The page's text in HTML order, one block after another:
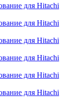
для Hitachi
для Hitachi
для Hitachi
для Hitachi
для Hitachi
для Hitachi